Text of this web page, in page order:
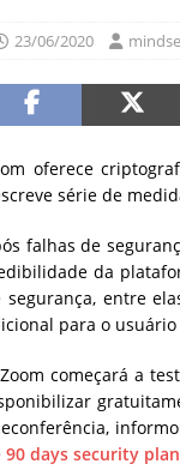
23/06/2020
oferece
série de
falhas de
da
segurança, entre
para o
começará a
90 days security plan